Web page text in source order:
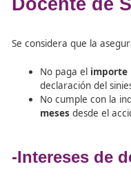
Por otro lado, el
un certificado de
historial de los
aplicar recargos o